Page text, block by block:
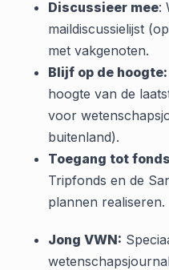
Discussieer mee:
maildiscussielijst
met vakgenoten.
Blijf op de hoogte:
hoogte van de
voor
buitenland).
Toegang tot
Tripfonds en de
plannen realiseren.
Jong VWN: